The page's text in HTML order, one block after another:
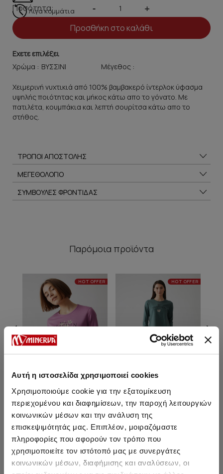
Αυτή η ιστοσελίδα χρησιμοποιεί cookies
Χρησιμοποιούμε cookie για την εξατομίκευση
περιεχομένου και διαφημίσεων, την παροχή λειτουργιών
κοινωνικών μέσων και την ανάλυση της
επισκεψιμότητάς μας. Επιπλέον, μοιραζόμαστε
πληροφορίες που αφορούν τον τρόπο που
χρησιμοποιείτε τον ιστότοπό μας με συνεργάτες
κοινωνικών μέσων, διαφήμισης και αναλύσεων, οι
Λίγα κομμάτια
Ποσότητα: - +
Προσθήκη στο καλάθι
Εχετε επιλέξει
Χρώμα :
Μέγεθος :
Χειμερινή νυχτικιά από 100% βαμβακερό ίντερλοκ ύφασμα
υψηλής ποιότητας και μήκος κάτω απο το γόνατο. Με
πατιλέτα, κουμπάκια και λεπτή σουρίτσα κάτω απο το
στήθος.
ΤΡΟΠΟΙ ΑΠΟΣΤΟΛΗΣ
ΜΕΓΕΘΟΛΟΓΙΟ
ΣΥΜΒΟΥΛΕΣ ΦΡΟΝΤΙΔΑΣ
Παρόμοια προϊόντα
HOT OFFER
Abstract Floral Γυναικεία
Πυτζάμα
32,80 €
HOT OFFER
Abstract Floral Γυναικεία
Πυτζάμα
32,80 €